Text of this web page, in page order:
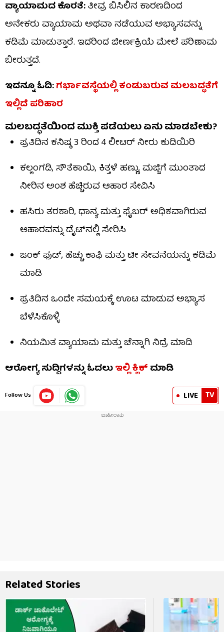
ವ್ಯಾಯಾಮದ ಕೊರತೆ:ತೀವ್ರ ಬಿಸಿಲಿನ ಕಾರಣದಿಂದ
ಅನೇಕರು ವ್ಯಾಯಾಮ ಅಥವಾ ನಡೆಯುವ ಅಭ್ಯಾಸವನ್ನು
ಕಡಿಮೆ ಮಾಡುತ್ತಾರೆ. ಇದರಿಂದ ಜೀರ್ಣಕ್ರಿಯೆ ಮೇಲೆ ಪರಿಣಾಮ
ಬೀರುತ್ತದೆ.
ಇದನ್ನೂ ಓದಿ:ಗರ್ಭಾವಸ್ಥೆಯಲ್ಲಿ ಕಂಡುಬರುವ ಮಲಬದ್ಧತೆಗೆ
ಇಲ್ಲಿದೆ ಪರಿಹಾರ
ಮಲಬದ್ಧತೆಯಿಂದ ಮುಕ್ತಿ ಪಡೆಯಲು ಏನು ಮಾಡಬೇಕು?
ಪ್ರತಿದಿನ ಕನಿಷ್ಠ 3 ರಿಂದ 4 ಲೀಟರ್ ನೀರು ಕುಡಿಯಿರಿ
ಕಲ್ಲಂಗಡಿ, ಸೌತೆಕಾಯಿ, ಕಿತ್ತಳೆ ಹಣ್ಣು, ಮಜ್ಜಿಗೆ ಮುಂತಾದ
ನೀರಿನ ಅಂಶ ಹೆಚ್ಚಿರುವ ಆಹಾರ ಸೇವಿಸಿ
ಹಸಿರು ತರಕಾರಿ, ಧಾನ್ಯ ಮತ್ತು ಫೈಬರ್ ಅಧಿಕವಾಗಿರುವ
ಆಹಾರವನ್ನು ಡೈಟ್‌ನಲ್ಲಿ ಸೇರಿಸಿ
ಜಂಕ್ ಫುಡ್, ಹೆಚ್ಚು ಕಾಫಿ ಮತ್ತು ಟೀ ಸೇವನೆಯನ್ನು ಕಡಿಮೆ
ಮಾಡಿ
ಪ್ರತಿದಿನ ಒಂದೇ ಸಮಯಕ್ಕೆ ಊಟ ಮಾಡುವ ಅಭ್ಯಾಸ
ಬೆಳೆಸಿಕೊಳ್ಳಿ
ನಿಯಮಿತ ವ್ಯಾಯಾಮ ಮತ್ತು ಚೆನ್ನಾಗಿ ನಿದ್ರೆ ಮಾಡಿ
ಆರೋಗ್ಯ ಸುದ್ದಿಗಳನ್ನು ಓದಲುಇಲ್ಲಿ ಕ್ಲಿಕ್ಮಾಡಿ
Follow Us LIVE TV
Related Stories